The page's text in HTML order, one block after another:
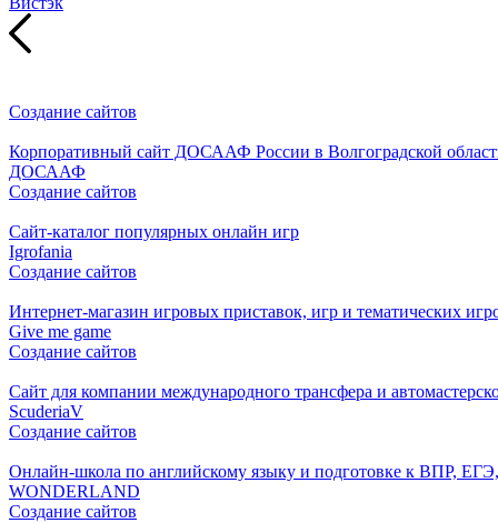
Создание сайтов
Корпоративный сайт ДОСААФ России в Волгоградской
ДОСААФ
Создание сайтов
Cайт-каталог популярных онлайн игр
Igrofania
Создание сайтов
Интернет-магазин игровых приставок, игр и тематических
Give me game
Создание сайтов
Сайт для компании международного трансфера и
ScuderiaV
Создание сайтов
Онлайн-школа по английскому языку и подготовке к ВПР,
WONDERLAND
Создание сайтов